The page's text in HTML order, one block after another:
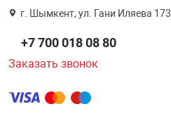
г. Шымкент, ул. Гани Иляева 173
+7 700 018 08 80
Заказать звонок